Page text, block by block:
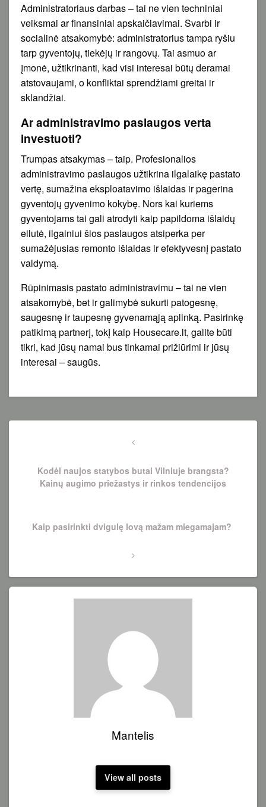
Administratoriaus darbas – tai ne vien techniniai
veiksmai ar finansiniai apskaičiavimai. Svarbi ir
socialinė atsakomybė: administratorius tampa ryšiu
tarp gyventojų, tiekėjų ir rangovų. Tai asmuo ar
įmonė, užtikrinanti, kad visi interesai būtų deramai
atstovaujami, o konfliktai sprendžiami greitai ir
sklandžiai.
Ar administravimo paslaugos verta
investuoti?
Trumpas atsakymas – taip. Profesionalios
administravimo paslaugos užtikrina ilgalaikę pastato
vertę, sumažina eksploatavimo išlaidas ir pagerina
gyventojų gyvenimo kokybę. Nors kai kuriems
gyventojams tai gali atrodyti kaip papildoma išlaidų
eilutė, ilgainiui šios paslaugos atsiperka per
sumažėjusias remonto išlaidas ir efektyvesnį pastato
valdymą.
Rūpinimasis pastato administravimu – tai ne vien
atsakomybė, bet ir galimybė sukurti patogesnę,
saugesnę ir taupesnę gyvenamąją aplinką. Pasirinkę
patikimą partnerį, tokį kaip Housecare.lt, galite būti
tikri, kad jūsų namai bus tinkamai prižiūrimi ir jūsų
interesai – saugūs.
Navigacija
Previous
Kodėl naujos statybos butai Vilniuje brangsta?
Kainų augimo priežastys ir rinkos tendencijos
Next
Kaip pasirinkti dvigulę lovą mažam miegamajam?
Mantelis
View all posts